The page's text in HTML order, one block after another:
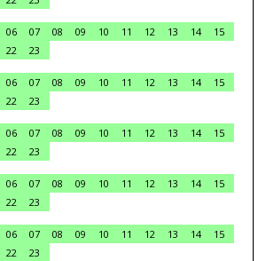
06 07 08 09 10 11 12 13 14
15
22
23
06 07 08 09 10 11 12 13 14
15
22
23
06 07 08 09 10 11 12 13 14
15
22
23
06 07 08 09 10 11 12 13 14
15
22
23
06 07 08 09 10 11 12 13 14
15
22
23